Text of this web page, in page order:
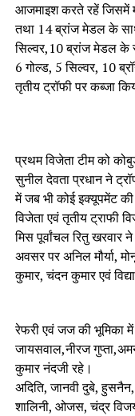
आजमाइश करते रहें जिसमें
तथा 14 ब्रांज मेडल के
सिल्वर,10 ब्रांज मेडल के
6 गोल्ड, 5 सिल्वर, 10
तृतीय ट्रॉफी पर कब्जा
प्रथम विजेता टीम को
सुनील देवता प्रधान ने
में जब भी कोई इक्यूपमेंट
विजेता एवं तृतीय ट्राफी
मिस पूर्वांचल रितु
अवसर पर अनिल मौर्या,
कुमार, चंदन कुमार एवं
रेफरी एवं जज की भूमिका में
जायसवाल,नीरज
कुमार नंदजी रहे।
अदिति, जानवी दुबे,
शालिनी, ओजस, चंद्र